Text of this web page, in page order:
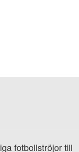
fotbollströjor till